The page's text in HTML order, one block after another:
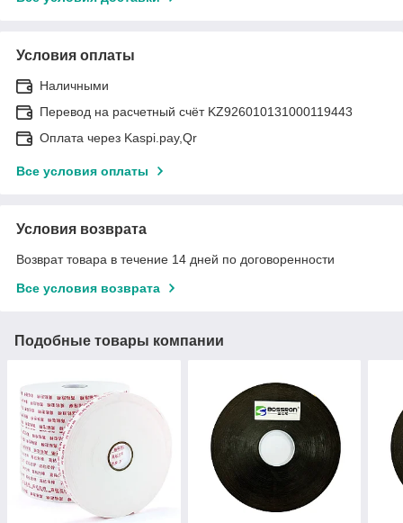
Условия оплаты
Наличными
Перевод на расчетный счёт KZ926010131000119443
Оплата через Kaspi.pay,Qr
Все условия оплаты
Условия возврата
Возврат товара в течение 14 дней по договоренности
Все условия возврата
Подобные товары компании